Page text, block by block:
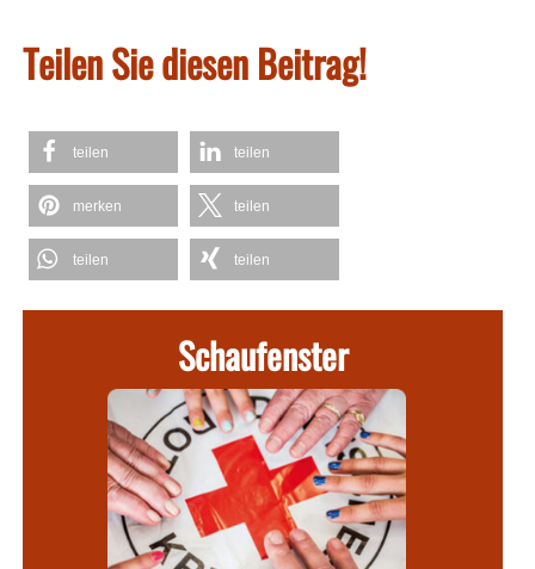
Teilen Sie diesen Beitrag!
teilen teilen
merken teilen
teilen teilen
Schaufenster